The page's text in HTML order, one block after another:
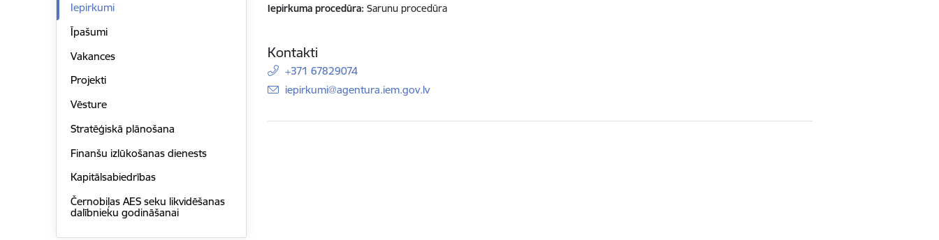
Iepirkumi
Īpašumi
Vakances
Projekti
Vēsture
Stratēģiskā plānošana
Finanšu izlūkošanas dienests
Kapitālsabiedrības
Černobiļas AES seku likvidēšanas
dalībnieku godināšanai
Iepirkuma procedūra Sarunu procedūra
Kontakti
+371 67829074
E-pasts:
iepirkumi@agentura.iem.gov.lv